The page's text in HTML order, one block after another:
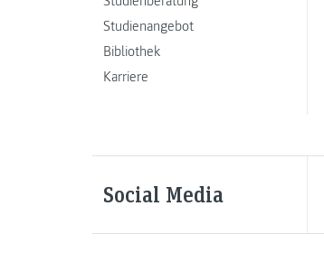
Studienangebot
Bibliothek
Karriere
Social Media